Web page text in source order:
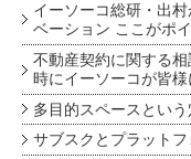
イーソーコ総研・出
ベーション ここがポ
不動産契約に関する
時にイーソーコが皆様
多目的スペースとい
サブスクとプラット